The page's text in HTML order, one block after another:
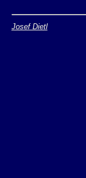
Josef Dietl